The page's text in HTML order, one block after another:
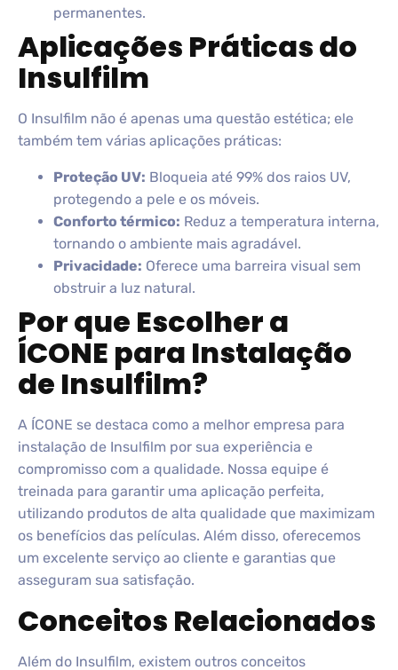
permanentes.
Aplicações Práticas do
Insulfilm
O Insulfilm não é apenas uma questão estética; ele
também tem várias aplicações práticas:
Proteção UV: Bloqueia até 99% dos raios UV,
protegendo a pele e os móveis.
Conforto térmico: Reduz a temperatura interna,
tornando o ambiente mais agradável.
Privacidade: Oferece uma barreira visual sem
obstruir a luz natural.
Por que Escolher a
ÍCONE para Instalação
de Insulfilm?
A ÍCONE se destaca como a melhor empresa para
instalação de Insulfilm por sua experiência e
compromisso com a qualidade. Nossa equipe é
treinada para garantir uma aplicação perfeita,
utilizando produtos de alta qualidade que maximizam
os benefícios das películas. Além disso, oferecemos
um excelente serviço ao cliente e garantias que
asseguram sua satisfação.
Conceitos Relacionados
Além do Insulfilm, existem outros conceitos